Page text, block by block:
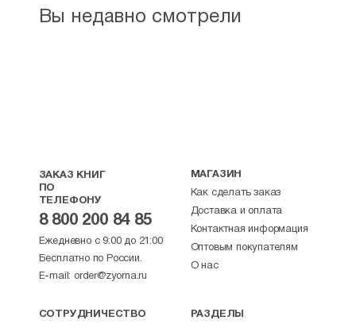
Вы недавно смотрели
ЗАКАЗ КНИГ
ПО
ТЕЛЕФОНУ
8 800 200 84 85
Ежедневно с 9:00 до 21:00
Бесплатно по России.
E-mail: order@zyorna.ru
МАГАЗИН
Как сделать заказ
Доставка и оплата
Контактная информация
Оптовым покупателям
О нас
СОТРУДНИЧЕСТВО РАЗДЕЛЫ